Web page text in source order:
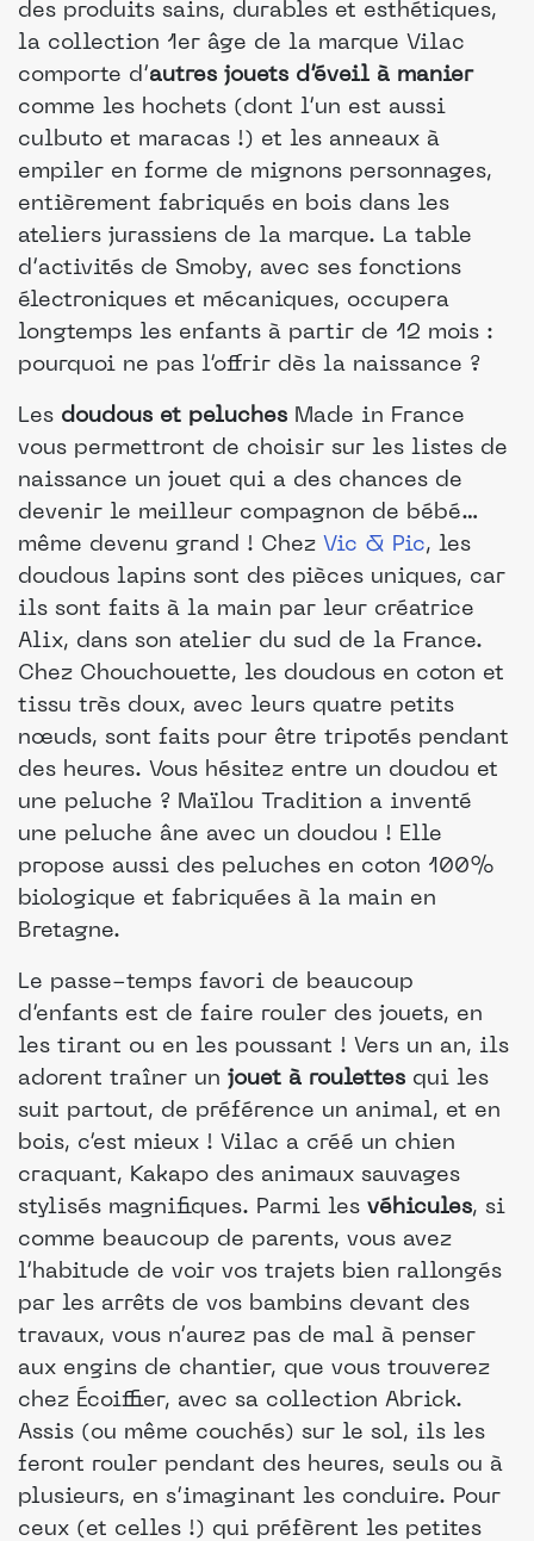
des produits sains, durables et esthétiques,
la collection 1er âge de la marque Vilac
comporte d’autres jouets d’éveil à manier
comme les hochets (dont l’un est aussi
culbuto et maracas !) et les anneaux à
empiler en forme de mignons personnages,
entièrement fabriqués en bois dans les
ateliers jurassiens de la marque. La table
d’activités de Smoby, avec ses fonctions
électroniques et mécaniques, occupera
longtemps les enfants à partir de 12 mois :
pourquoi ne pas l’offrir dès la naissance ?
Les doudous et peluches Made in France
vous permettront de choisir sur les listes de
naissance un jouet qui a des chances de
devenir le meilleur compagnon de bébé…
même devenu grand ! Chez Vic & Pic, les
doudous lapins sont des pièces uniques, car
ils sont faits à la main par leur créatrice
Alix, dans son atelier du sud de la France.
Chez Chouchouette, les doudous en coton et
tissu très doux, avec leurs quatre petits
nœuds, sont faits pour être tripotés pendant
des heures. Vous hésitez entre un doudou et
une peluche ? Maïlou Tradition a inventé
une peluche âne avec un doudou ! Elle
propose aussi des peluches en coton 100%
biologique et fabriquées à la main en
Bretagne.
Le passe-temps favori de beaucoup
d’enfants est de faire rouler des jouets, en
les tirant ou en les poussant ! Vers un an, ils
adorent traîner un jouet à roulettes qui les
suit partout, de préférence un animal, et en
bois, c’est mieux ! Vilac a créé un chien
craquant, Kakapo des animaux sauvages
stylisés magnifiques. Parmi les véhicules, si
comme beaucoup de parents, vous avez
l’habitude de voir vos trajets bien rallongés
par les arrêts de vos bambins devant des
travaux, vous n’aurez pas de mal à penser
aux engins de chantier, que vous trouverez
chez Écoiffier, avec sa collection Abrick.
Assis (ou même couchés) sur le sol, ils les
feront rouler pendant des heures, seuls ou à
plusieurs, en s’imaginant les conduire. Pour
ceux (et celles !) qui préfèrent les petites